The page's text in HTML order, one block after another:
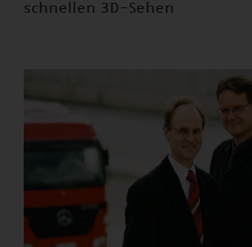
schnellen 3D-Sehen